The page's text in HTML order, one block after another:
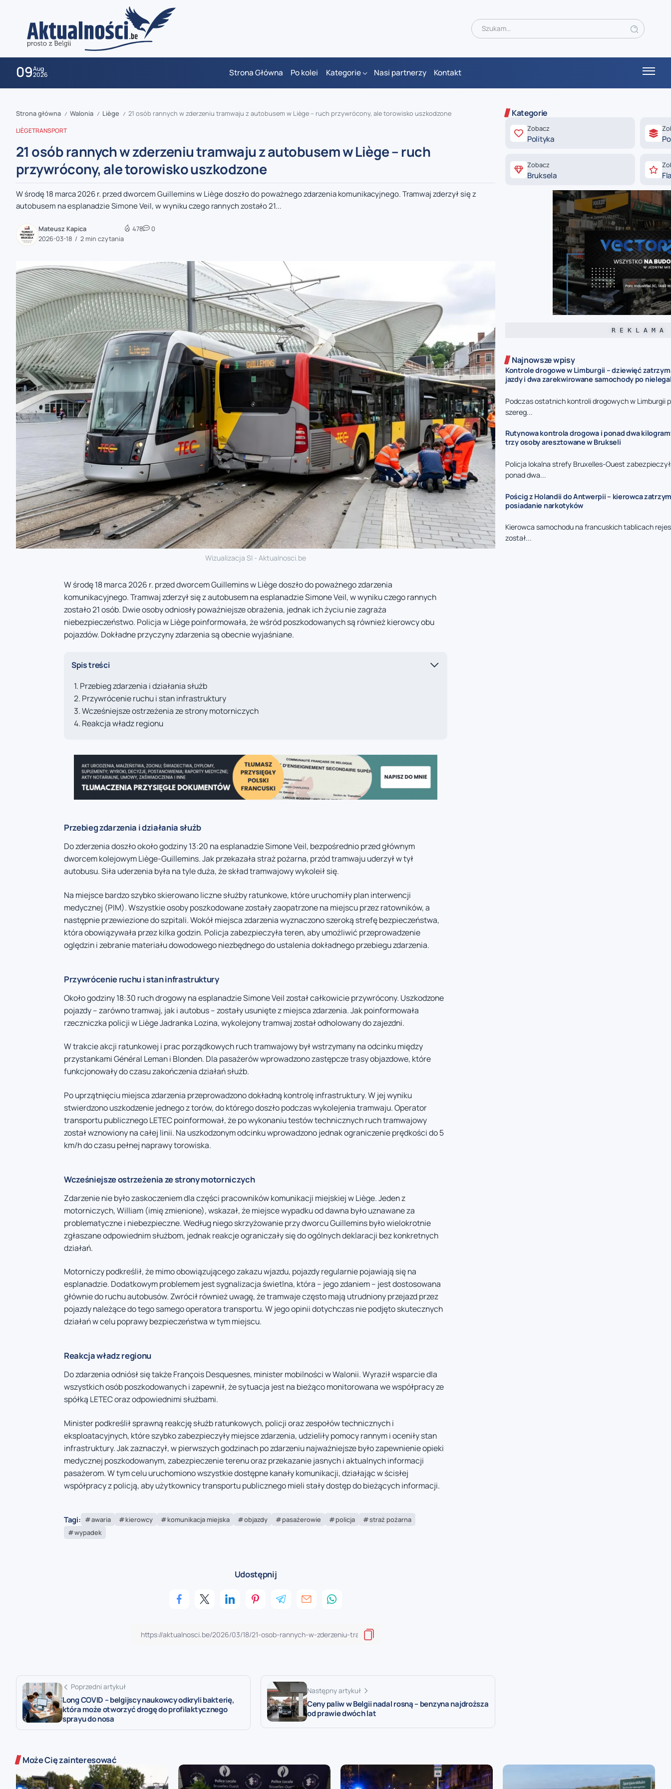
09Aug
2026 Strona Główna Po kolei Kategorie Nasi partnerzy Kontakt
zaobserwuj nas
zaobserwuj nas
zaobserwuj nas
zaobserwuj nas
Strona główna / Walonia / Liège / 21 osób rannych w zderzeniu tramwaju z autobusem w Liège – ruch przywrócony, ale torowisko uszkodzone
LIÈGETRANSPORT
21 osób rannych w zderzeniu tramwaju z autobusem w Liège – ruch
przywrócony, ale torowisko uszkodzone
W środę 18 marca 2026 r. przed dworcem Guillemins w Liège doszło do poważnego zdarzenia komunikacyjnego. Tramwaj zderzył się z
autobusem na esplanadzie Simone Veil, w wyniku czego rannych zostało 21...
Mateusz Kapica
2026-03-18
2 min czytania
478 0
Wizualizacja SI - Aktualnosci.be
W środę 18 marca 2026 r. przed dworcem Guillemins w Liège doszło do poważnego zdarzenia
komunikacyjnego. Tramwaj zderzył się z autobusem na esplanadzie Simone Veil, w wyniku czego rannych
zostało 21 osób. Dwie osoby odniosły poważniejsze obrażenia, jednak ich życiu nie zagraża
niebezpieczeństwo. Policja w Liège poinformowała, że wśród poszkodowanych są również kierowcy obu
pojazdów. Dokładne przyczyny zdarzenia są obecnie wyjaśniane.
Spis treści
Przebieg zdarzenia i działania służb
Przywrócenie ruchu i stan infrastruktury
Wcześniejsze ostrzeżenia ze strony motorniczych
Reakcja władz regionu
Przebieg zdarzenia i działania służb
Do zderzenia doszło około godziny 13:20 na esplanadzie Simone Veil, bezpośrednio przed głównym
dworcem kolejowym Liège-Guillemins. Jak przekazała straż pożarna, przód tramwaju uderzył w tył
autobusu. Siła uderzenia była na tyle duża, że skład tramwajowy wykoleił się.
Na miejsce bardzo szybko skierowano liczne służby ratunkowe, które uruchomiły plan interwencji
medycznej (PIM). Wszystkie osoby poszkodowane zostały zaopatrzone na miejscu przez ratowników, a
następnie przewiezione do szpitali. Wokół miejsca zdarzenia wyznaczono szeroką strefę bezpieczeństwa,
która obowiązywała przez kilka godzin. Policja zabezpieczyła teren, aby umożliwić przeprowadzenie
oględzin i zebranie materiału dowodowego niezbędnego do ustalenia dokładnego przebiegu zdarzenia.
Przywrócenie ruchu i stan infrastruktury
Około godziny 18:30 ruch drogowy na esplanadzie Simone Veil został całkowicie przywrócony. Uszkodzone
pojazdy – zarówno tramwaj, jak i autobus – zostały usunięte z miejsca zdarzenia. Jak poinformowała
rzeczniczka policji w Liège Jadranka Lozina, wykolejony tramwaj został odholowany do zajezdni.
W trakcie akcji ratunkowej i prac porządkowych ruch tramwajowy był wstrzymany na odcinku między
przystankami Général Leman i Blonden. Dla pasażerów wprowadzono zastępcze trasy objazdowe, które
funkcjonowały do czasu zakończenia działań służb.
Po uprzątnięciu miejsca zdarzenia przeprowadzono dokładną kontrolę infrastruktury. W jej wyniku
stwierdzono uszkodzenie jednego z torów, do którego doszło podczas wykolejenia tramwaju. Operator
transportu publicznego LETEC poinformował, że po wykonaniu testów technicznych ruch tramwajowy
został wznowiony na całej linii. Na uszkodzonym odcinku wprowadzono jednak ograniczenie prędkości do 5
km/h do czasu pełnej naprawy torowiska.
Wcześniejsze ostrzeżenia ze strony motorniczych
Zdarzenie nie było zaskoczeniem dla części pracowników komunikacji miejskiej w Liège. Jeden z
motorniczych, William (imię zmienione), wskazał, że miejsce wypadku od dawna było uznawane za
problematyczne i niebezpieczne. Według niego skrzyżowanie przy dworcu Guillemins było wielokrotnie
zgłaszane odpowiednim służbom, jednak reakcje ograniczały się do ogólnych deklaracji bez konkretnych
działań.
Motorniczy podkreślił, że mimo obowiązującego zakazu wjazdu, pojazdy regularnie pojawiają się na
esplanadzie. Dodatkowym problemem jest sygnalizacja świetlna, która – jego zdaniem – jest dostosowana
głównie do ruchu autobusów. Zwrócił również uwagę, że tramwaje często mają utrudniony przejazd przez
pojazdy należące do tego samego operatora transportu. W jego opinii dotychczas nie podjęto skutecznych
działań w celu poprawy bezpieczeństwa w tym miejscu.
Reakcja władz regionu
Do zdarzenia odniósł się także François Desquesnes, minister mobilności w Walonii. Wyraził wsparcie dla
wszystkich osób poszkodowanych i zapewnił, że sytuacja jest na bieżąco monitorowana we współpracy ze
spółką LETEC oraz odpowiednimi służbami.
Minister podkreślił sprawną reakcję służb ratunkowych, policji oraz zespołów technicznych i
eksploatacyjnych, które szybko zabezpieczyły miejsce zdarzenia, udzieliły pomocy rannym i oceniły stan
infrastruktury. Jak zaznaczył, w pierwszych godzinach po zdarzeniu najważniejsze było zapewnienie opieki
medycznej poszkodowanym, zabezpieczenie terenu oraz przekazanie jasnych i aktualnych informacji
pasażerom. W tym celu uruchomiono wszystkie dostępne kanały komunikacji, działając w ścisłej
współpracy z policją, aby użytkownicy transportu publicznego mieli stały dostęp do bieżących informacji.
Tagi: awaria kierowcy komunikacja miejska objazdy pasażerowie policja
straż pożarna
wypadek
Udostępnij
Poprzedni artykuł
Long COVID – belgijscy naukowcy odkryli bakterię,
która może otworzyć drogę do profilaktycznego
sprayu do nosa
Następny artykuł
Ceny paliw w Belgii nadal rosną – benzyna najdroższa
od prawie dwóch lat
Kategorie
Zobacz
Polityka
Zobacz
Bruksela
R E K L A M A
Najnowsze wpisy
Kontrole drogowe w Limburgii – dziewięć
jazdy i dwa zarekwirowane samochody po
Podczas ostatnich kontroli drogowych w Limburgii
szereg...
Rutynowa kontrola drogowa i ponad dwa
trzy osoby aresztowane w Brukseli
Policja lokalna strefy Bruxelles-Ouest
ponad dwa...
Pościg z Holandii do Antwerpii – kierowca
posiadanie narkotyków
Kierowca samochodu na francuskich tablicach
został...
Może Cię zainteresować